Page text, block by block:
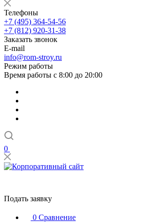
Телефоны
+7 (495) 364-54-56
+7 (812) 920-31-38
Заказать звонок
E-mail
info@rom-stroy.ru
Режим работы
Время работы с 8:00 до 20:00
0
Подать заявку
0 Сравнение